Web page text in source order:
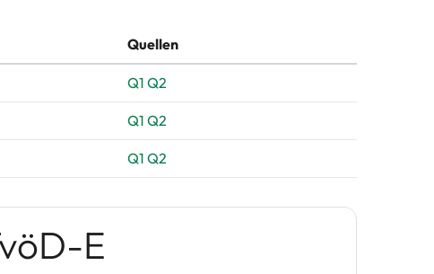
Quellen
Q1 Q2
Q1 Q2
Q1 Q2
E